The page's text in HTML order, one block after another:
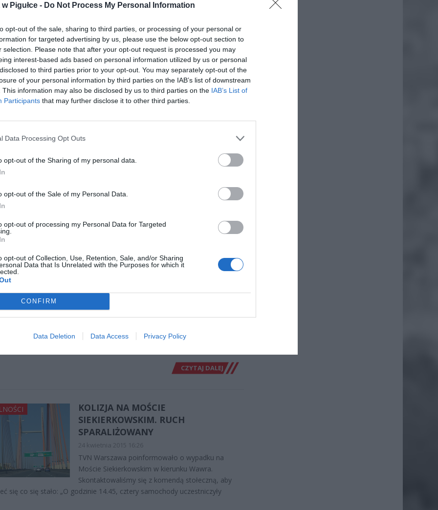
Pigułce - Do Not Process My Personal Information
opt-out of the sale, sharing to third parties, or processing of your personal or
for targeted advertising by us, please use the below opt-out section to
selection. Please note that after your opt-out request is processed you may
interest-based ads based on personal information utilized by us or personal
to third parties prior to your opt-out. You may separately opt-out of the
of your personal information by third parties on the IAB’s list of downstream
This information may also be disclosed by us to third parties on the IAB’s List of
Participants that may further disclose it to other third parties.
Data Processing Opt Outs
opt-out of the Sharing of my personal data.
opt-out of the Sale of my Personal Data.
opt-out of processing my Personal Data for Targeted
opt-out of Collection, Use, Retention, Sale, and/or Sharing
Data that Is Unrelated with the Purposes for which it
CONFIRM
Data Deletion Data Access Privacy Policy
Varso Vie zostanie pokazana Nowa
nawiązuje do dawnej Warszawy. Zupełnie, jak
się niczym feniks z
CZYTAJ DALEJ
CMENTARZYSKO SAMOCHODÓW
[GALERIA]
Wydaje się, że umieszczanie u nas zdjęć Szarego
ma odwagę tam
CZYTAJ DALEJ
MOTOSFERA CLASSIC – SETKA
ZABYTKOWYCH AUT W JEDNYM
26 kwietnia 2015 15:57
MotoSfera Classic zorganizowana na ul. Mińskiej 65
to prawdziwe święto wszystkich fanów motoryzacji
i pierwsze tego typu wydarzenie w Warszawie. W
Praskiej Drukarni zorganizowano wystawę około setki
CZYTAJ DALEJ
KOLIZJA NA MOŚCIE
SIEKIERKOWSKIM. RUCH
SPARALIŻOWANY
24 kwietnia 2015 16:26
TVN Warszawa poinformowało o wypadku na
Moście Siekierkowskim w kierunku Wawra.
Skontaktowaliśmy się z komendą stołeczną, aby
się co się stało: „O godzinie 14.45, cztery samochody uczestniczyły